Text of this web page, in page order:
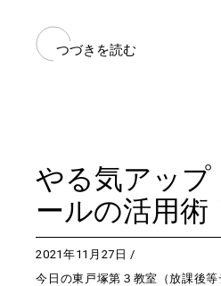
つづきを読む
やる気アップ
ールの活用術
2021年11月27日
今日の東戸塚第３教室（放課後等